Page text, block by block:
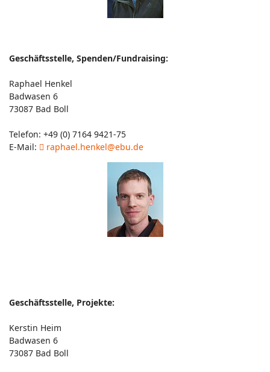
Geschäftsstelle, Spenden/Fundraising:
Raphael Henkel
Badwasen 6
73087 Bad Boll
Telefon: +49 (0) 7164 9421-75
E-Mail:
raphael.henkel@ebu.de
Geschäftsstelle, Projekte:
Kerstin Heim
Badwasen 6
73087 Bad Boll